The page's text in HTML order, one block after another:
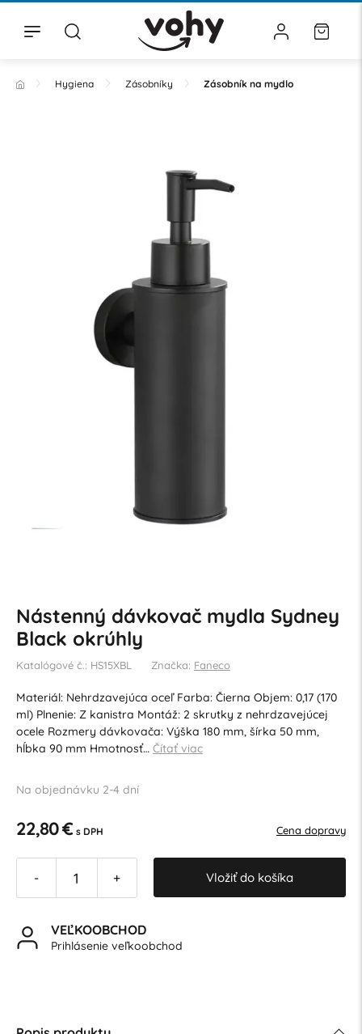
Hygiena Zásobníky Zásobník na mydlo
Nástenný dávkovač mydla Sydney
Black okrúhly
Katalógové č.: HS15XBL Značka: Faneco
Materiál: Nehrdzavejúca oceľ Farba: Čierna Objem: 0,17 (170
ml) Plnenie: Z kanistra Montáž: 2 skrutky z nehrdzavejúcej
ocele Rozmery dávkovača: Výška 180 mm, šírka 50 mm,
hĺbka 90 mm Hmotnosť… Čítať viac
Na objednávku 2-4 dní
22,80 € s DPH Cena dopravy
- + Vložiť do košíka
VEĽKOOBCHOD
Prihlásenie veľkoobchod